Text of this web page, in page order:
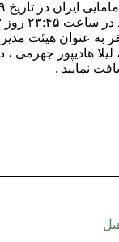
بدین ترتیب ۷ نفر